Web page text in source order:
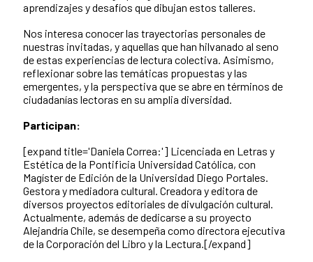
aprendizajes y desafíos que dibujan estos talleres.
Nos interesa conocer las trayectorias personales de
nuestras invitadas, y aquellas que han hilvanado al seno
de estas experiencias de lectura colectiva. Asimismo,
reflexionar sobre las temáticas propuestas y las
emergentes, y la perspectiva que se abre en términos de
ciudadanías lectoras en su amplia diversidad.
Participan:
[expand title='Daniela Correa:'] Licenciada en Letras y
Estética de la Pontificia Universidad Católica, con
Magíster de Edición de la Universidad Diego Portales.
Gestora y mediadora cultural. Creadora y editora de
diversos proyectos editoriales de divulgación cultural.
Actualmente, además de dedicarse a su proyecto
Alejandría Chile, se desempeña como directora ejecutiva
de la Corporación del Libro y la Lectura.[/expand]